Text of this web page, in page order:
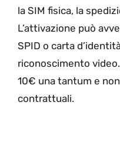
la SIM fisica, la
L’attivazione può
SPID o carta
riconoscimento
10€ una tantum e
contrattuali.